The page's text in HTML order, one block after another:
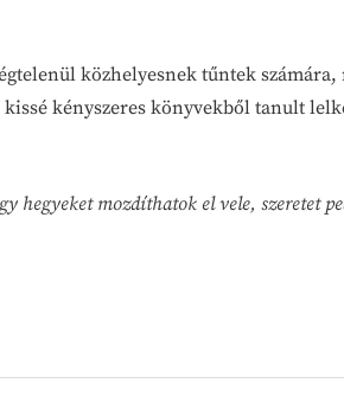
közhelyesnek tűntek
kényszeres könyvekből tanult
hegyeket mozdíthatok el vele, szeretet